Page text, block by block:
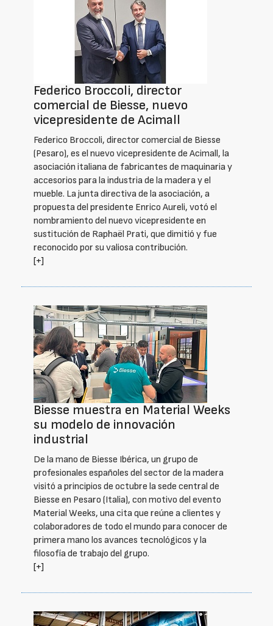
Federico Broccoli, director
comercial de Biesse, nuevo
vicepresidente de Acimall
Federico Broccoli, director comercial de Biesse
(Pesaro), es el nuevo vicepresidente de Acimall, la
asociación italiana de fabricantes de maquinaria y
accesorios para la industria de la madera y el
mueble. La junta directiva de la asociación, a
propuesta del presidente Enrico Aureli, votó el
nombramiento del nuevo vicepresidente en
sustitución de Raphaël Prati, que dimitió y fue
reconocido por su valiosa contribución.
[+]
Biesse muestra en Material Weeks
su modelo de innovación
industrial
De la mano de Biesse Ibérica, un grupo de
profesionales españoles del sector de la madera
visitó a principios de octubre la sede central de
Biesse en Pesaro (Italia), con motivo del evento
Material Weeks, una cita que reúne a clientes y
colaboradores de todo el mundo para conocer de
primera mano los avances tecnológicos y la
filosofía de trabajo del grupo.
[+]